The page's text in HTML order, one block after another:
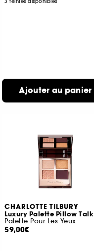
Ajouter au panier
CHARLOTTE TILBURY
Luxury Palette Pillow Talk
Palette Pour Les Yeux
59,00€